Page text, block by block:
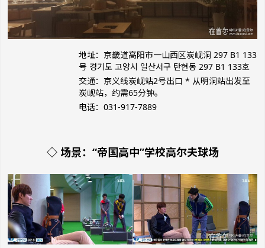
地址：京畿道高阳市一山西区炭岘洞 297 B1 133
号 경기도 고양시 일산서구 탄현동 297 B1 133호
交通：京义线炭岘站2号出口 * 从明洞站出发至
炭岘站，约需65分钟。
电话：031-917-7889
◇ 场景：“帝国高中”学校高尔夫球场